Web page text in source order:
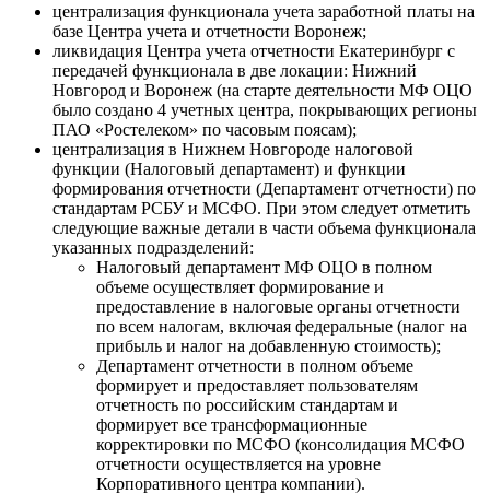
централизация функционала учета заработной платы на
базе Центра учета и отчетности Воронеж;
ликвидация Центра учета отчетности Екатеринбург с
передачей функционала в две локации: Нижний
Новгород и Воронеж (на старте деятельности МФ ОЦО
было создано 4 учетных центра, покрывающих регионы
ПАО «Ростелеком» по часовым поясам);
централизация в Нижнем Новгороде налоговой
функции (Налоговый департамент) и функции
формирования отчетности (Департамент отчетности) по
стандартам РСБУ и МСФО. При этом следует отметить
следующие важные детали в части объема функционала
указанных подразделений:
Налоговый департамент МФ ОЦО в полном
объеме осуществляет формирование и
предоставление в налоговые органы отчетности
по всем налогам, включая федеральные (налог на
прибыль и налог на добавленную стоимость);
Департамент отчетности в полном объеме
формирует и предоставляет пользователям
отчетность по российским стандартам и
формирует все трансформационные
корректировки по МСФО (консолидация МСФО
отчетности осуществляется на уровне
Корпоративного центра компании).